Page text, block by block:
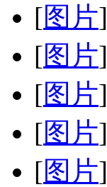
[图片]
[图片]
[图片]
[图片]
[图片]